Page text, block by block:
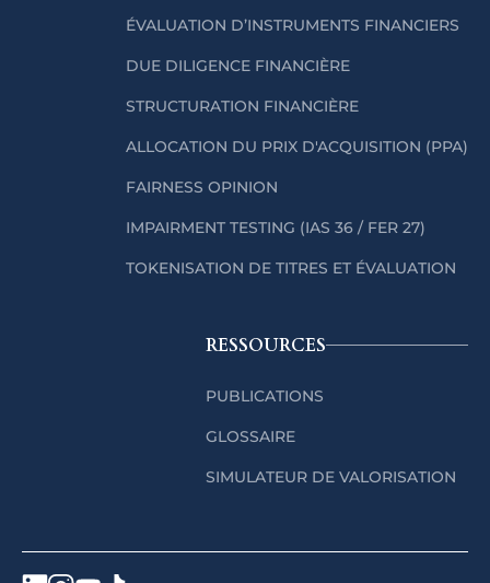
ÉVALUATION D’INSTRUMENTS FINANCIERS
DUE DILIGENCE FINANCIÈRE
STRUCTURATION FINANCIÈRE
ALLOCATION DU PRIX D'ACQUISITION (PPA)
FAIRNESS OPINION
IMPAIRMENT TESTING (IAS 36 / FER 27)
TOKENISATION DE TITRES ET ÉVALUATION
RESSOURCES
PUBLICATIONS
GLOSSAIRE
SIMULATEUR DE VALORISATION